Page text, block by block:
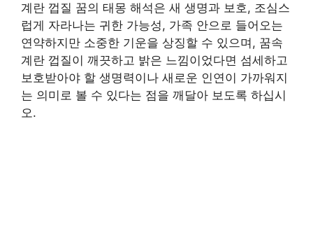
계란 껍질 꿈의 태몽 해석은 새 생명과 보호, 조심스
럽게 자라나는 귀한 가능성, 가족 안으로 들어오는
연약하지만 소중한 기운을 상징할 수 있으며, 꿈속
계란 껍질이 깨끗하고 밝은 느낌이었다면 섬세하고
보호받아야 할 생명력이나 새로운 인연이 가까워지
는 의미로 볼 수 있다는 점을 깨달아 보도록 하십시
오.